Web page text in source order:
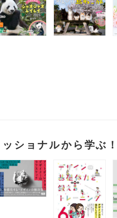
ショナルから学ぶ